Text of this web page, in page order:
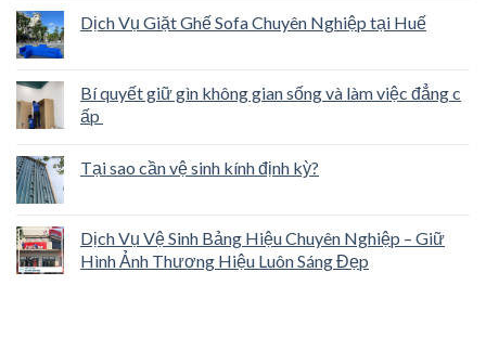
Dịch Vụ Giặt Ghế Sofa Chuyên Nghiệp tại Huế
Bí quyết giữ gìn không gian sống và làm việc đẳng c
ấp
Tại sao cần vệ sinh kính định kỳ?
Dịch Vụ Vệ Sinh Bảng Hiệu Chuyên Nghiệp – Giữ
Hình Ảnh Thương Hiệu Luôn Sáng Đẹp